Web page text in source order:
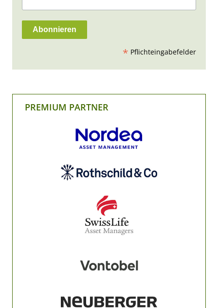
* Pflichteingabefelder
PREMIUM PARTNER